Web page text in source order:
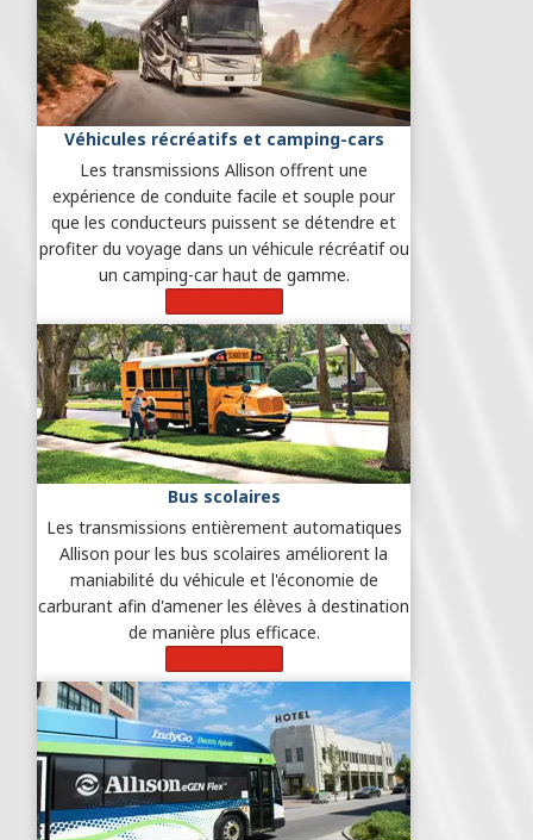
Véhicules récréatifs et camping-cars
Les transmissions Allison offrent une
expérience de conduite facile et souple pour
que les conducteurs puissent se détendre et
profiter du voyage dans un véhicule récréatif ou
un camping-car haut de gamme.
Bus scolaires
Les transmissions entièrement automatiques
Allison pour les bus scolaires améliorent la
maniabilité du véhicule et l'économie de
carburant afin d'amener les élèves à destination
de manière plus efficace.